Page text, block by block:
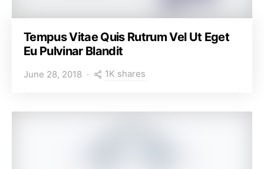
Tempus Vitae Quis Rutrum Vel Ut Eget
Eu Pulvinar Blandit
June 28, 2018 1K shares